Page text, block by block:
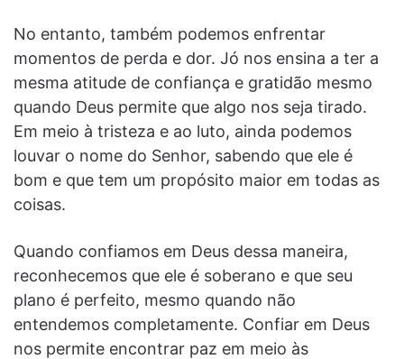
No entanto, também podemos enfrentar
momentos de perda e dor. Jó nos ensina a ter a
mesma atitude de confiança e gratidão mesmo
quando Deus permite que algo nos seja tirado.
Em meio à tristeza e ao luto, ainda podemos
louvar o nome do Senhor, sabendo que ele é
bom e que tem um propósito maior em todas as
coisas.
Quando confiamos em Deus dessa maneira,
reconhecemos que ele é soberano e que seu
plano é perfeito, mesmo quando não
entendemos completamente. Confiar em Deus
nos permite encontrar paz em meio às